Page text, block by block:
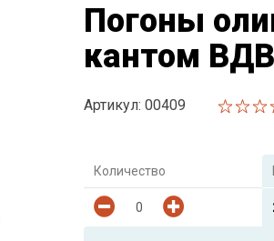
Погоны
кантом ВДВ
Артикул: 00409
Количество